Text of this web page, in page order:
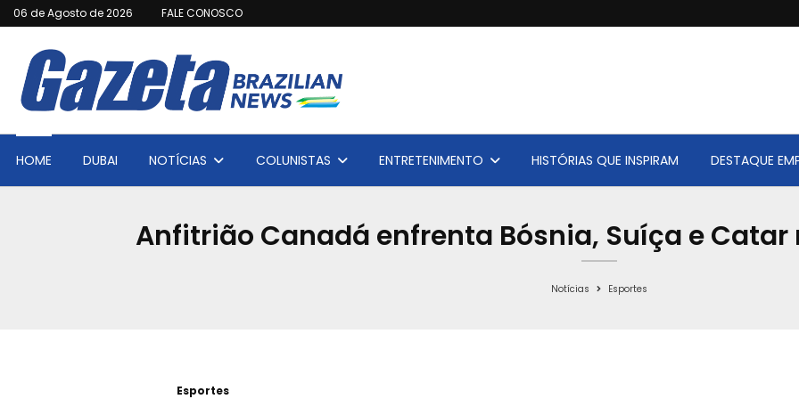
06 de Agosto de 2026 FALE CONOSCO
HOME DUBAI NOTÍCIAS COLUNISTAS ENTRETENIMENTO HISTÓRIAS QUE INSPIRAM DESTAQUE
Anfitrião Canadá enfrenta Bósnia, Suíça e Catar
Notícias Esportes
Esportes